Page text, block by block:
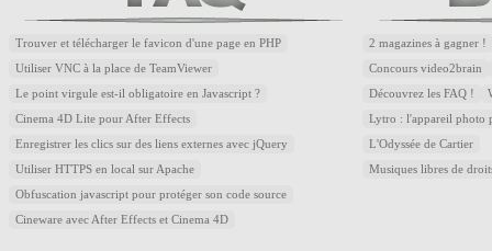
Trouver et télécharger le favicon d'une page en PHP
Utiliser VNC à la place de TeamViewer
Le point virgule est-il obligatoire en Javascript ?
Cinema 4D Lite pour After Effects
Enregistrer les clics sur des liens externes avec jQuery
Utiliser HTTPS en local sur Apache
Obfuscation javascript pour protéger son code source
Cineware avec After Effects et Cinema 4D
2 magazines à gagner !
Concours video2brain
Découvrez les FAQ !
Lytro : l'appareil photo
L'Odyssée de Cartier
Musiques libres de